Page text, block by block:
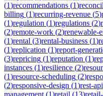
(1)recommendations (1)
billing (1)recurring-revenue (5)
(1)regulation (1)regulations (2)
(2)remote-work (2)renewable-
(1)rental (3)rental-business (1)
(1)replication (1)report-
(3)repricing (1)reputation (1)
instances (1)resilience (2)
(1)resource-scheduling (2)
(2)responsive-design (1)rest-api
management (1)retail (13)